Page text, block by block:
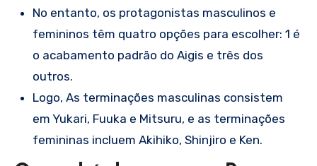
No entanto, os protagonistas masculinos e
femininos têm quatro opções para escolher: 1 é
o acabamento padrão do Aigis e três dos
outros.
Logo, As terminações masculinas consistem
em Yukari, Fuuka e Mitsuru, e as terminações
femininas incluem Akihiko, Shinjiro e Ken.